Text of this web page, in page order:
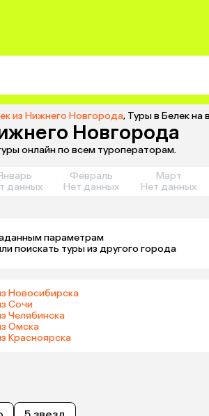
из Нижнего Новгорода, Туры в Белек на
Новгорода
онлайн по всем туроператорам.
данных
Февраль
Нет данных
Март
Нет данных
параметрам
поискать туры из другого города
Новосибирска
Сочи
Челябинска
Омска
Красноярска